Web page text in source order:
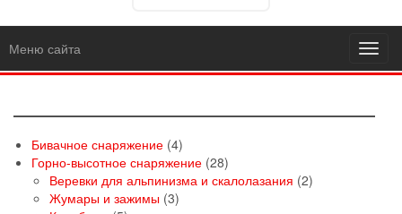
Меню сайта
Бивачное снаряжение 44
товара
Горно-высотное снаряжение 2828
товаров
Веревки для альпинизма и скалолазания 22
Жумары и зажимы 33